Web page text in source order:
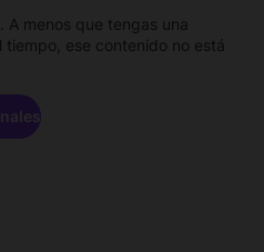
A menos que tengas una
tiempo, ese contenido no está